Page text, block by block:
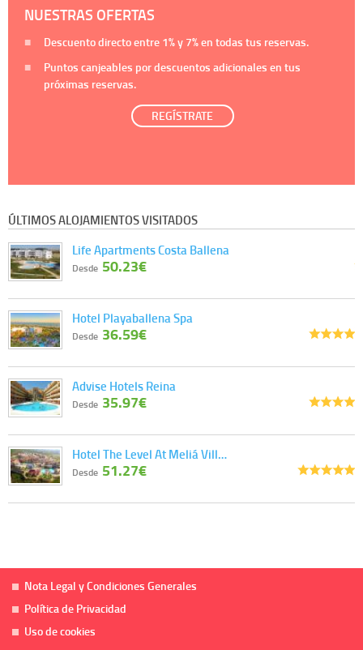
NUESTRAS OFERTAS
Descuento directo entre 1%y 7%en todas tus reservas.
Puntos canjeables por descuentos adicionales en tus
próximas reservas.
REGÍSTRATE
ÚLTIMOS ALOJAMIENTOS VISITADOS
Life Apartments Costa Ballena
Desde 50.23€
Hotel Playaballena Spa
Desde 36.59€
Advise Hotels Reina
Desde 35.97€
Hotel The Level At Meliá Vill…
Desde 51.27€
Nota Legal y Condiciones Generales
Política de Privacidad
Uso de cookies